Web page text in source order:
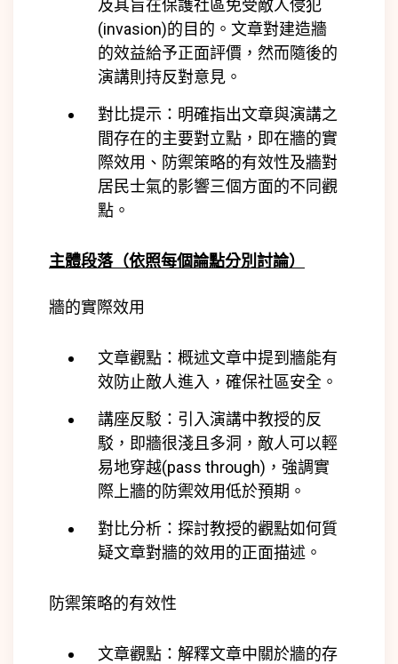
及其旨在保護社區免受敵人侵犯
(invasion)的目的。文章對建造牆
的效益給予正面評價，然而隨後的
演講則持反對意見。
對比提示：明確指出文章與演講之
間存在的主要對立點，即在牆的實
際效用、防禦策略的有效性及牆對
居民士氣的影響三個方面的不同觀
點。
主體段落（依照每個論點分別討論）
牆的實際效用
文章觀點：概述文章中提到牆能有
效防止敵人進入，確保社區安全。
講座反駁：引入演講中教授的反
駁，即牆很淺且多洞，敵人可以輕
易地穿越(pass through) ，強調實
際上牆的防禦效用低於預期。
對比分析：探討教授的觀點如何質
疑文章對牆的效用的正面描述。
防禦策略的有效性
文章觀點：解釋文章中關於牆的存